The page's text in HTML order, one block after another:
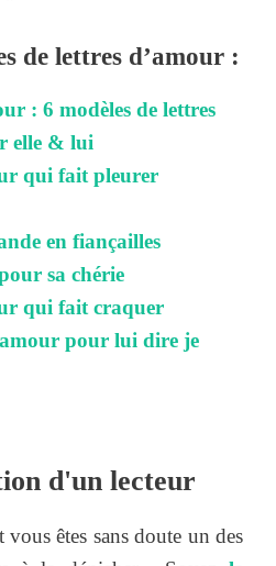
de lettres d’amour :
: 6 modèles de lettres
elle & lui
qui fait pleurer
en fiançailles
sa chérie
qui fait craquer
pour lui dire je
d'un lecteur
vous êtes sans doute un des